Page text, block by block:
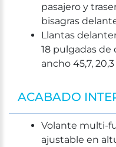
pasajero y
bisagras
Llantas
18 pulgadas
ancho 45,7,
ACABADO
Volante multi-
ajustable en